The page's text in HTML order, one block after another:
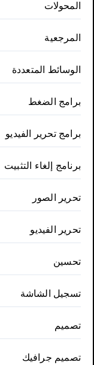
المحولات
المرجعية
الوسائط المتعددة
برامج الضغط
برامج تحرير الفيديو
برنامج إلغاء التثبيت
تحرير الصور
تحرير الفيديو
تحسين
تسجيل الشاشة
تصميم
تصميم جرافيك